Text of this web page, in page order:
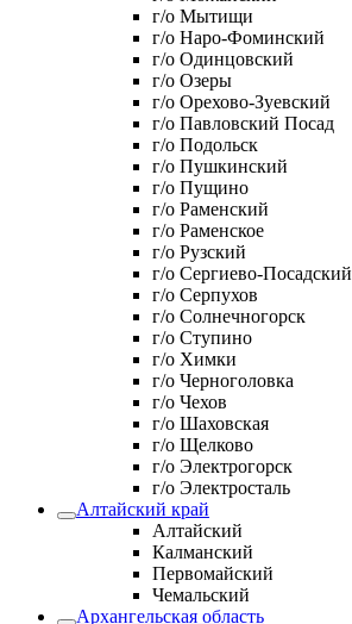
г/о Мытищи
г/о Наро-Фоминский
г/о Одинцовский
г/о Озеры
г/о Орехово-Зуевский
г/о Павловский Посад
г/о Подольск
г/о Пушкинский
г/о Пущино
г/о Раменский
г/о Раменское
г/о Рузский
г/о Сергиево-Посадский
г/о Серпухов
г/о Солнечногорск
г/о Ступино
г/о Химки
г/о Черноголовка
г/о Чехов
г/о Шаховская
г/о Щелково
г/о Электрогорск
г/о Электросталь
Алтайский край
Алтайский
Калманский
Первомайский
Чемальский
Архангельская область